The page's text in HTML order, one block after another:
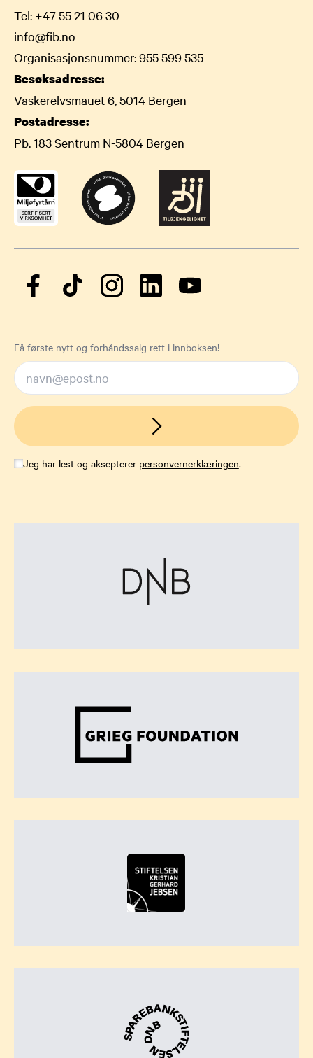
Tel: +47 55 21 06 30
info@fib.no
Organisasjonsnummer: 955 599 535
Besøksadresse:
Vaskerelvsmauet 6, 5014 Bergen
Postadresse:
Pb. 183 Sentrum N-5804 Bergen
Få første nytt og forhåndssalg rett i innboksen!
Jeg har lest og aksepterer personvernerklæringen.